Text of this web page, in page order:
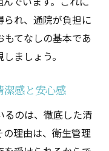
が選ばれるポイ
の院内設備と工
られ、通院が負担に
てなしの基本であ
ましょう。
潔感と安心感
るのは、徹底した清
理由は、衛生管理